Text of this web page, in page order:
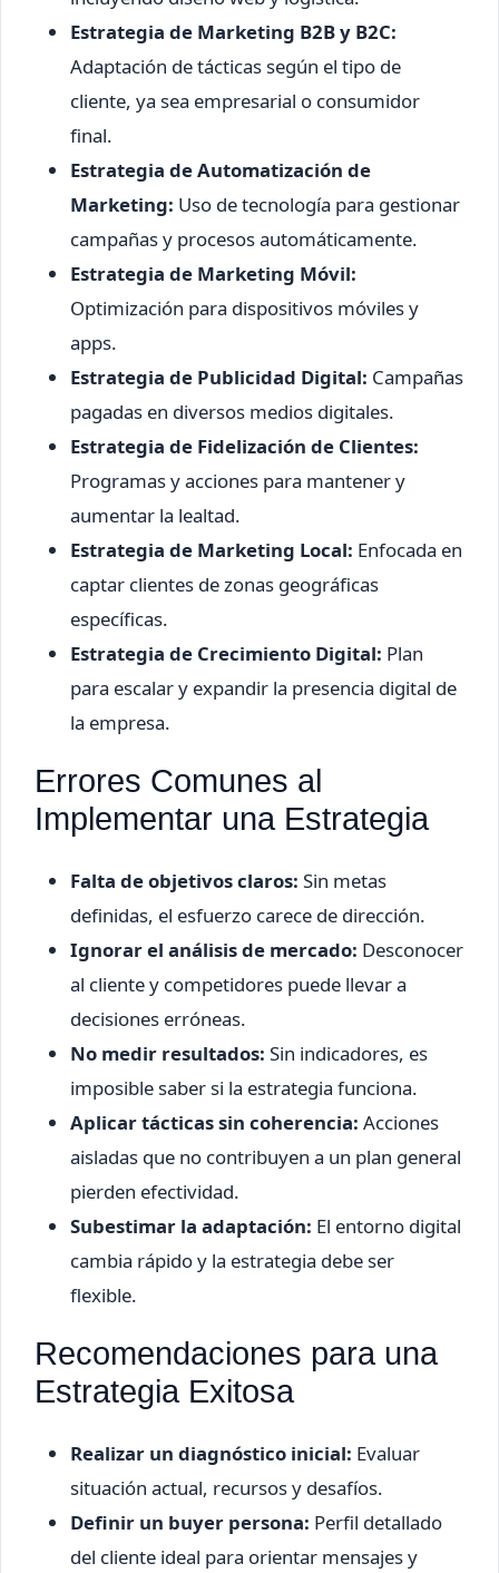
Estrategia de Marketing B2B y B2C:
Adaptación de tácticas según el tipo de
cliente, ya sea empresarial o consumidor
final.
Estrategia de Automatización de
Marketing: Uso de tecnología para gestionar
campañas y procesos automáticamente.
Estrategia de Marketing Móvil:
Optimización para dispositivos móviles y
apps.
Estrategia de Publicidad Digital: Campañas
pagadas en diversos medios digitales.
Estrategia de Fidelización de Clientes:
Programas y acciones para mantener y
aumentar la lealtad.
Estrategia de Marketing Local: Enfocada en
captar clientes de zonas geográficas
específicas.
Estrategia de Crecimiento Digital: Plan
para escalar y expandir la presencia digital de
la empresa.
Errores Comunes al
Implementar una Estrategia
Falta de objetivos claros: Sin metas
definidas, el esfuerzo carece de dirección.
Ignorar el análisis de mercado: Desconocer
al cliente y competidores puede llevar a
decisiones erróneas.
No medir resultados: Sin indicadores, es
imposible saber si la estrategia funciona.
Aplicar tácticas sin coherencia: Acciones
aisladas que no contribuyen a un plan general
pierden efectividad.
Subestimar la adaptación: El entorno digital
cambia rápido y la estrategia debe ser
flexible.
Recomendaciones para una
Estrategia Exitosa
Realizar un diagnóstico inicial: Evaluar
situación actual, recursos y desafíos.
Definir un buyer persona: Perfil detallado
del cliente ideal para orientar mensajes y